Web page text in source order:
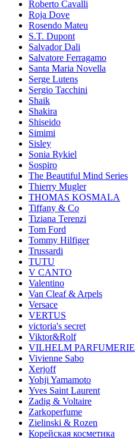
Roberto Cavalli
Roja Dove
Rosendo Mateu
S.T. Dupont
Salvador Dali
Salvatore Ferragamo
Santa Maria Novella
Serge Lutens
Sergio Tacchini
Shaik
Shakira
Shiseido
Simimi
Sisley
Sonia Rykiel
Sospiro
The Beautiful Mind Series
Thierry Mugler
THOMAS KOSMALA
Tiffany & Co
Tiziana Terenzi
Tom Ford
Tommy Hilfiger
Trussardi
TUTU
V CANTO
Valentino
Van Cleaf & Arpels
Versace
VERTUS
victoria's secret
Viktor&Rolf
VILHELM PARFUMERIE
Vivienne Sabo
Xerjoff
Yohji Yamamoto
Yves Saint Laurent
Zadig & Voltaire
Zarkoperfume
Zielinski & Rozen
Корейская косметика